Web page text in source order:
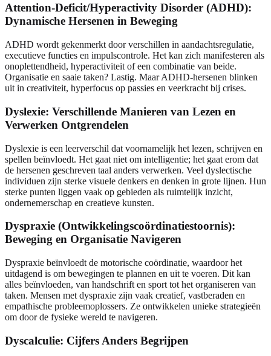
Attention-Deficit/Hyperactivity Disorder (ADHD):
Dynamische Hersenen in Beweging
ADHD wordt gekenmerkt door verschillen in aandachtsregulatie,
executieve functies en impulscontrole. Het kan zich manifesteren als
onoplettendheid, hyperactiviteit of een combinatie van beide.
Organisatie en saaie taken? Lastig. Maar ADHD-hersenen blinken
uit in creativiteit, hyperfocus op passies en veerkracht bij crises.
Dyslexie: Verschillende Manieren van Lezen en
Verwerken Ontgrendelen
Dyslexie is een leerverschil dat voornamelijk het lezen, schrijven en
spellen beïnvloedt. Het gaat niet om intelligentie; het gaat erom dat
de hersenen geschreven taal anders verwerken. Veel dyslectische
individuen zijn sterke visuele denkers en denken in grote lijnen. Hun
sterke punten liggen vaak op gebieden als ruimtelijk inzicht,
ondernemerschap en creatieve kunsten.
Dyspraxie (Ontwikkelingscoördinatiestoornis):
Beweging en Organisatie Navigeren
Dyspraxie beïnvloedt de motorische coördinatie, waardoor het
uitdagend is om bewegingen te plannen en uit te voeren. Dit kan
alles beïnvloeden, van handschrift en sport tot het organiseren van
taken. Mensen met dyspraxie zijn vaak creatief, vastberaden en
empathische probleemoplossers. Ze ontwikkelen unieke strategieën
om door de fysieke wereld te navigeren.
Dyscalculie: Cijfers Anders Begrijpen